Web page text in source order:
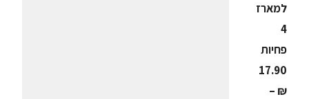
למארז
4
פחיות
17.90
₪ –